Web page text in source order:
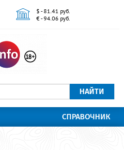
$ - 81.41 руб.
€ - 94.06 руб.
НАЙТИ
СПРАВОЧНИК